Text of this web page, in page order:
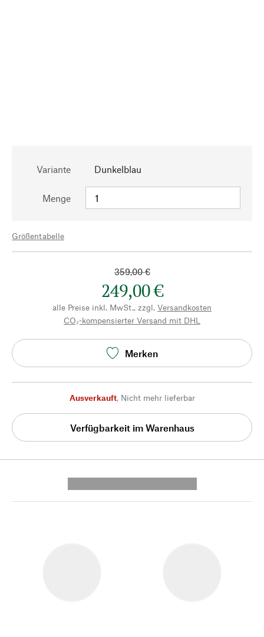
Variante Dunkelblau
Menge
Größentabelle
359,00 €
249,00 €
alle Preise inkl. MwSt., zzgl. Versandkosten
CO₂-kompensierter Versand mit DHL
Merken
Ausverkauft, Nicht mehr lieferbar
Verfügbarkeit im Warenhaus